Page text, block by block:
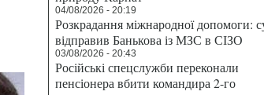
04/08/2026 - 20:19
Розкрадання міжнародної допомоги:
відправив Банькова із МЗС в СІЗО
03/08/2026 - 20:43
Російські спецслужби переконали
пенсіонера вбити командира 2-го